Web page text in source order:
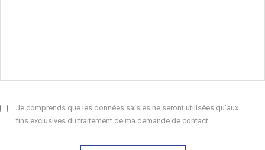
Je comprends que les données saisies ne seront utilisées qu'aux
fins exclusives du traitement de ma demande de contact.